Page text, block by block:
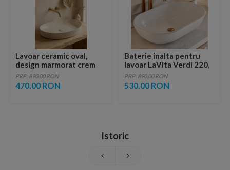
Lavoar ceramic oval,
design marmorat crem
lucios cu vene aurii,
ventil inclus
PRP: 890.00 RON
470.00 RON
Baterie inalta pentru
lavoar LaVita Verdi 220,
fara ventil, brushed
copper
PRP: 890.00 RON
530.00 RON
Istoric